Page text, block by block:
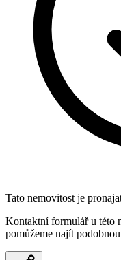
Tato nemovitost je
Kontaktní formulář u této
pomůžeme najít